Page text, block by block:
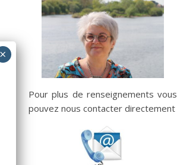
Pour plus de renseignements vous
pouvez nous contacter directement